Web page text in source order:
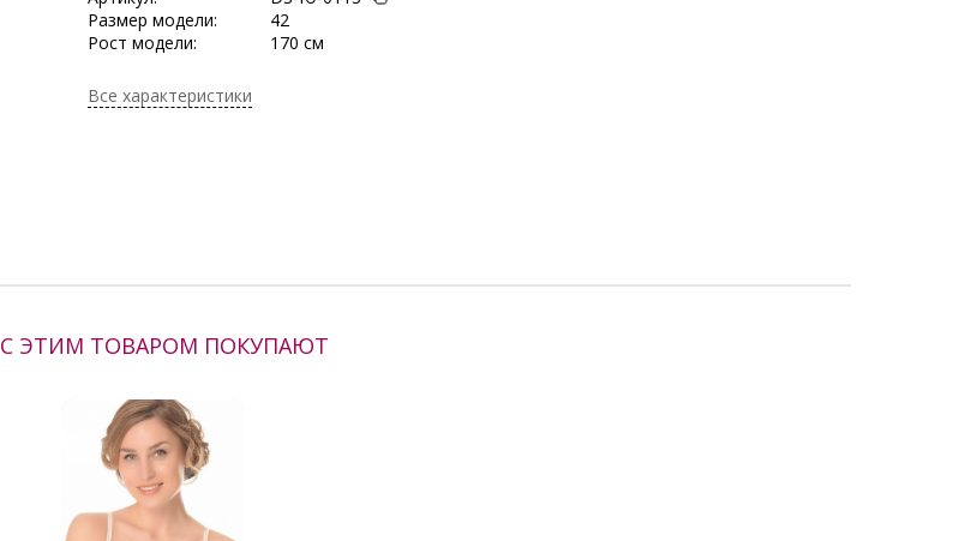
Размер модели:
42
Рост модели:
170 см
Тип ткани:
Длина:
Все характеристики
С ЭТИМ ТОВАРОМ ПОКУПАЮТ